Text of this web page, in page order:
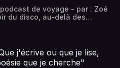
du disco, au-delà des
ce genre est aussi et
entre l’Afrique,
vous sur Radio France
j'écrive ou que je lise,
que je cherche"